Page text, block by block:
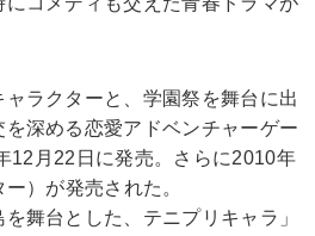
ラクターと、学園祭を舞台に出
深める恋愛アドベンチャーゲー
12月22日に発売。さらに2010年
）が発売された。
を舞台とした、テニプリキャラ」